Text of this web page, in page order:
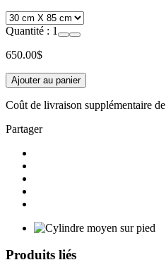
Quantité : 1
650.00$
Ajouter au panier
Coût de livraison supplémentaire de
Partager
Produits liés